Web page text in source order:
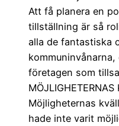
Att få planera en
tillställning är så
alla de fantastiska
företagen som
MÖJLIGHETERNAS
Möjligheternas
hade inte varit